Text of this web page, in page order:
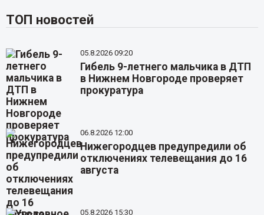
ТОП новостей
05.8.2026 09:20
Гибель 9-летнего мальчика в ДТП
в Нижнем Новгороде проверяет
прокуратура
06.8.2026 12:00
Нижегородцев предупредили об
отключениях телевещания до 16
августа
05.8.2026 15:30